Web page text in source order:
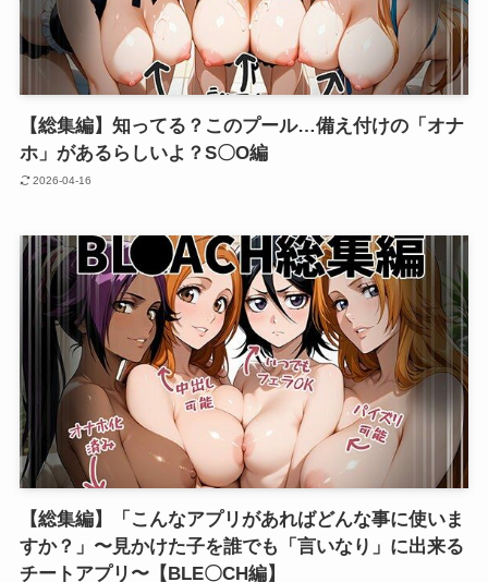
【総集編】知ってる？このプール…備え付けの「オナ
ホ」があるらしいよ？S〇O編
2026-04-16
【総集編】「こんなアプリがあればどんな事に使いま
すか？」〜見かけた子を誰でも「言いなり」に出来る
チートアプリ〜【BLE〇CH編】